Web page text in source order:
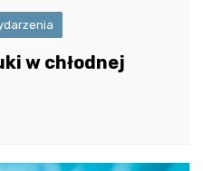
w chłodnej